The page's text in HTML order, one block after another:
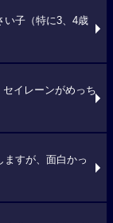
い子（特に3、4歳
イレーンがめっち
すが、面白かっ